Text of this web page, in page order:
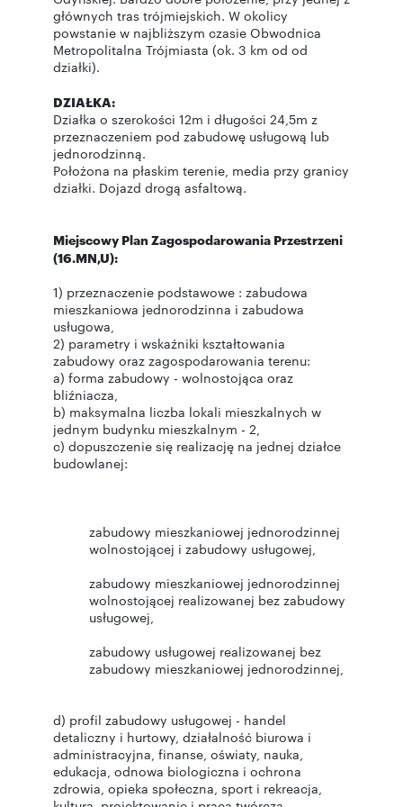
głównych tras trójmiejskich. W okolicy
powstanie w najbliższym czasie Obwodnica
Metropolitalna Trójmiasta (ok. 3 km od od
działki).
DZIAŁKA:
Działka o szerokości 12m i długości 24,5m z
przeznaczeniem pod zabudowę usługową lub
jednorodzinną.
Położona na płaskim terenie, media przy granicy
działki. Dojazd drogą asfaltową.
Miejscowy Plan Zagospodarowania Przestrzeni
(16.MN,U):
1) przeznaczenie podstawowe : zabudowa
mieszkaniowa jednorodzinna i zabudowa
usługowa,
2) parametry i wskaźniki kształtowania
zabudowy oraz zagospodarowania terenu:
a) forma zabudowy - wolnostojąca oraz
bliźniacza,
b) maksymalna liczba lokali mieszkalnych w
jednym budynku mieszkalnym - 2,
c) dopuszczenie się realizację na jednej działce
budowlanej:
zabudowy mieszkaniowej jednorodzinnej
wolnostojącej i zabudowy usługowej,
zabudowy mieszkaniowej jednorodzinnej
wolnostojącej realizowanej bez zabudowy
usługowej,
zabudowy usługowej realizowanej bez
zabudowy mieszkaniowej jednorodzinnej,
d) profil zabudowy usługowej - handel
detaliczny i hurtowy, działalność biurowa i
administracyjna, finanse, oświaty, nauka,
edukacja, odnowa biologiczna i ochrona
zdrowia, opieka społeczna, sport i rekreacja,